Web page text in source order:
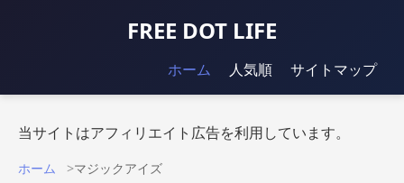
FREE DOT LIFE
ホーム 人気順 サイトマップ
当サイトはアフィリエイト広告を利用しています。
ホーム マジックアイズ